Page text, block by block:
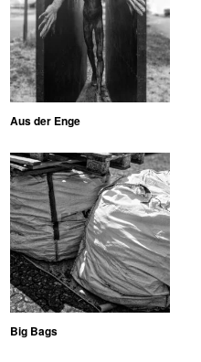
Aus der Enge
Big Bags